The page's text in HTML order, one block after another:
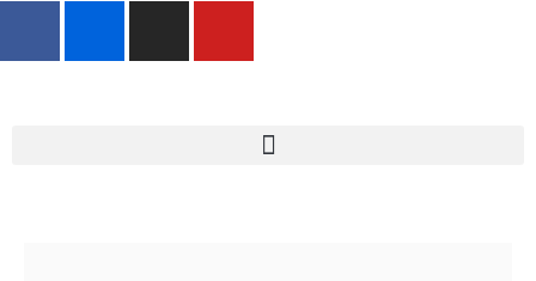
F
c
F
i
I
s
Y
u